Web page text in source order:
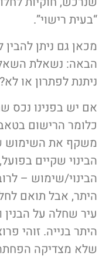
“בעית רישוי”.
מכאן גם ניתן להבין
הבאה: נשאלת
ניתנת לפתרון או לא?
אם יש בפנינו נכס
כלומר הרישום
משקף את השימוש
הבינוי שקיים
הבינוי/שימוש –
היתר, אבל תואם
עיר שחלה על
היתר בנייה. זוהי
שלא מצדיקה